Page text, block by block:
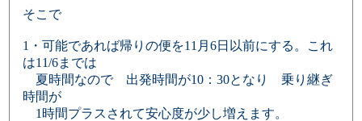
そこで
1・可能であれば帰りの便を11月6日以前にする。これ
は11/6までは
夏時間なので 出発時間が10：30となり 乗り継ぎ
時間が
1時間プラスされて安心度が少し増えます。